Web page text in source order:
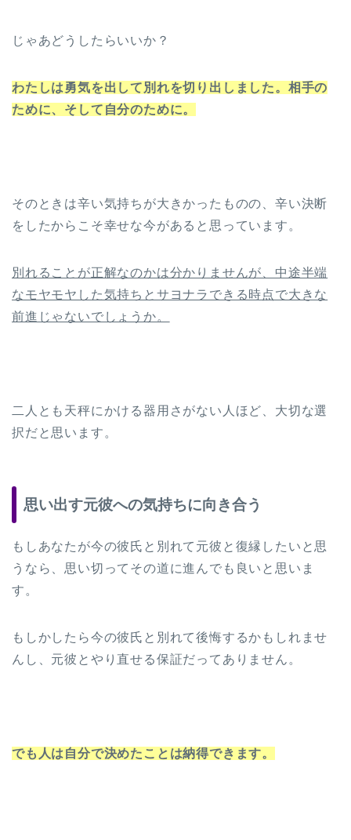
じゃあどうしたらいいか？
わたしは勇気を出して別れを切り出しました。相手の
ために、そして自分のために。
そのときは辛い気持ちが大きかったものの、辛い決断
をしたからこそ幸せな今があると思っています。
別れることが正解なのかは分かりませんが、中途半端
なモヤモヤした気持ちとサヨナラできる時点で大きな
前進じゃないでしょうか。
二人とも天秤にかける器用さがない人ほど、大切な選
択だと思います。
思い出す元彼への気持ちに向き合う
もしあなたが今の彼氏と別れて元彼と復縁したいと思
うなら、思い切ってその道に進んでも良いと思いま
す。
もしかしたら今の彼氏と別れて後悔するかもしれませ
んし、元彼とやり直せる保証だってありません。
でも人は自分で決めたことは納得できます。